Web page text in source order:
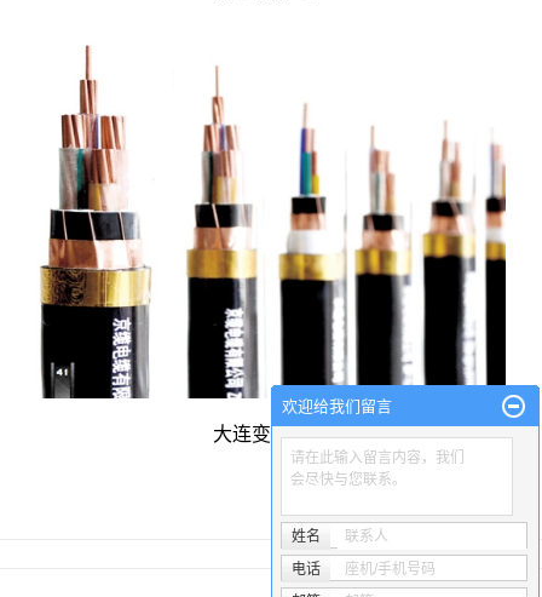
大连变频电缆
欢迎给我们留言
请在此输入留言内容，我们
会尽快与您联系。
姓名
联系人
电话
座机/手机号码